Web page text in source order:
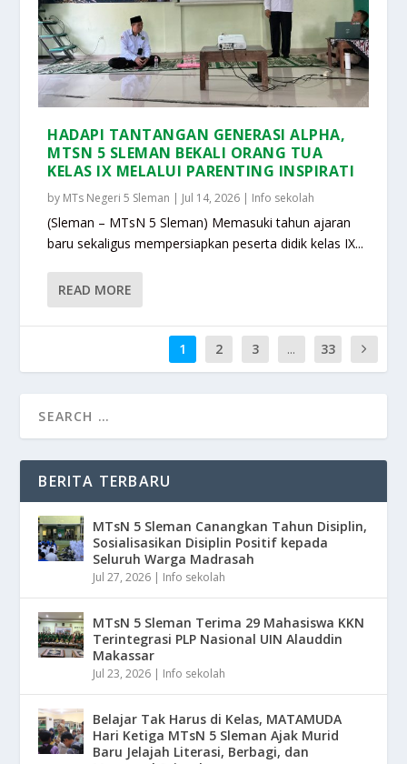
HADAPI TANTANGAN GENERASI ALPHA,
MTSN 5 SLEMAN BEKALI ORANG TUA
KELAS IX MELALUI PARENTING INSPIRATI
by MTs Negeri 5 Sleman | Jul 14, 2026 | Info sekolah
(Sleman – MTsN 5 Sleman) Memasuki tahun ajaran
baru sekaligus mempersiapkan peserta didik kelas IX...
READ MORE
1 2 3 ... 33
BERITA TERBARU
MTsN 5 Sleman Canangkan Tahun Disiplin,
Sosialisasikan Disiplin Positif kepada
Seluruh Warga Madrasah
Jul 27, 2026 | Info sekolah
MTsN 5 Sleman Terima 29 Mahasiswa KKN
Terintegrasi PLP Nasional UIN Alauddin
Makassar
Jul 23, 2026 | Info sekolah
Belajar Tak Harus di Kelas, MATAMUDA
Hari Ketiga MTsN 5 Sleman Ajak Murid
Baru Jelajah Literasi, Berbagi, dan